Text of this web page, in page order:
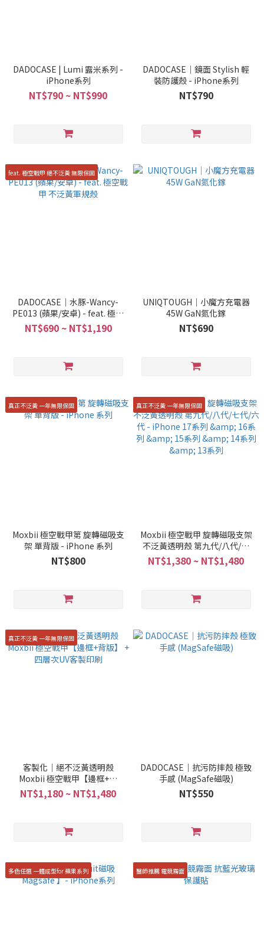
DADOCASE | Lumi 露米系列 -
iPhone系列
NT$790 ~ NT$990
DADOCASE｜鏡面 Stylish 輕
裝防護殼 - iPhone系列
NT$790
feat. 極空戰甲 絕不泛黃 無限保固
DADOCASE｜水豚-Wancy-
PE013 (蘋果/安卓) - feat. 極空
戰甲 不泛黃軍規殼
NT$690 ~ NT$1,190
UNIQTOUGH｜小魔方充電器
45W GaN氮化鎵
NT$690
真正不泛黃 一年無限保固
Moxbii 極空戰甲第 旋轉磁吸支
架 單背版 - iPhone 系列
NT$800
真正不泛黃 一年無限保固
Moxbii 極空戰甲 旋轉磁吸支架
不泛黃透明殼 第九代/八代/七
代/六代 - iPhone 17系列 & 16
系列 & 15系列 & 14系列 & 13系
NT$1,380 ~ NT$1,480
真正不泛黃 一年無限保固
客製化｜絕不泛黃透明殼
Moxbii 極空戰甲【邊框+背
版】 + 四層次UV客製印刷
NT$1,180 ~ NT$1,480
DADOCASE｜抗污防摔殼 極致
手感 (MagSafe磁吸)
NT$550
多色任選 一體成型for 蘋果系列 醫師推薦 電競霧面